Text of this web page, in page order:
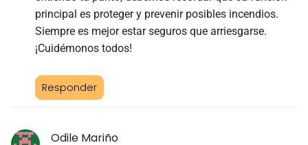
principal es proteger y prevenir posibles incendios.
Siempre es mejor estar seguros que arriesgarse.
¡Cuidémonos todos!
Responder
Odile Mariño